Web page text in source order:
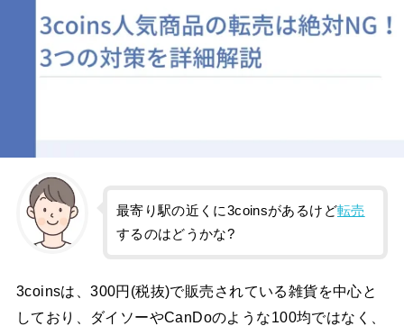
最寄り駅の近くに3coinsがあるけど転売
するのはどうかな?
3coinsは、300円(税抜)で販売されている雑貨を中心と
しており、ダイソーやCanDoのような100均ではなく、